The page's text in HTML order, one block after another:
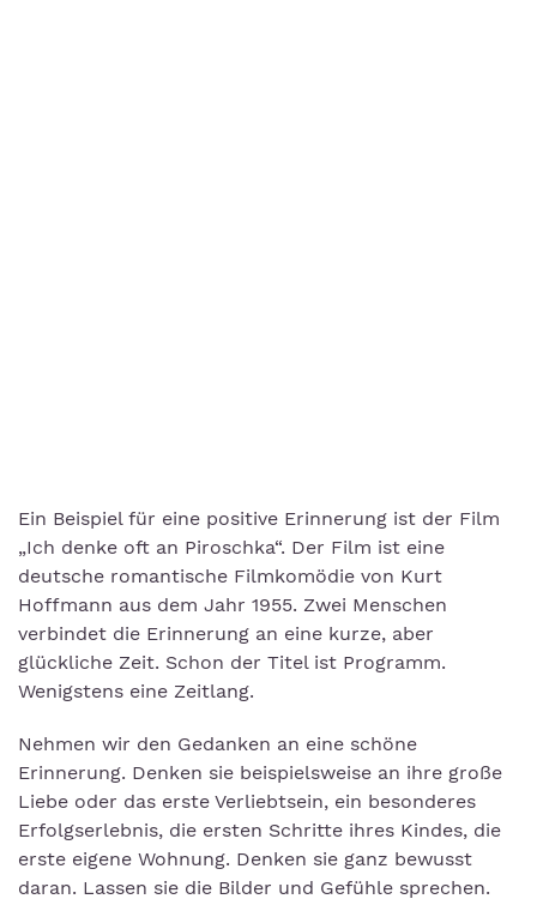
Ein Beispiel für eine positive Erinnerung ist der Film
„Ich denke oft an Piroschka“. Der Film ist eine
deutsche romantische Filmkomödie von Kurt
Hoffmann aus dem Jahr 1955. Zwei Menschen
verbindet die Erinnerung an eine kurze, aber
glückliche Zeit. Schon der Titel ist Programm.
Wenigstens eine Zeitlang.
Nehmen wir den Gedanken an eine schöne
Erinnerung. Denken sie beispielsweise an ihre große
Liebe oder das erste Verliebtsein, ein besonderes
Erfolgserlebnis, die ersten Schritte ihres Kindes, die
erste eigene Wohnung. Denken sie ganz bewusst
daran. Lassen sie die Bilder und Gefühle sprechen.